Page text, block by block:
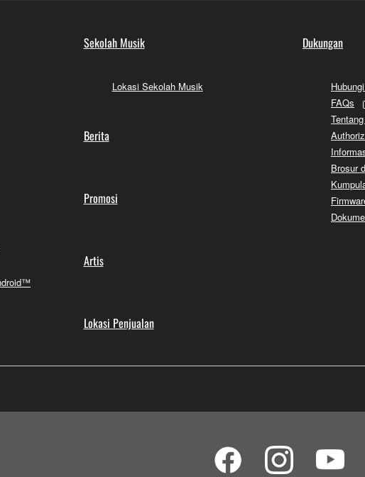
Sekolah Musik
Lokasi Sekolah Musik
Berita
Promosi
Artis
Lokasi Penjualan
Dukungan
FAQs
Brosur